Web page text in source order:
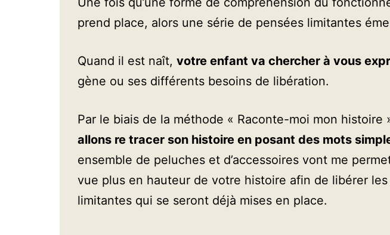
prend place, alors une série de pensées limitantes
Quand il est naît, votre enfant va chercher à vous
gène ou ses différents besoins de libération.
Par le biais de la méthode « Raconte-moi mon histoire
allons re tracer son histoire en posant des mots
ensemble de peluches et d’accessoires vont me
vue plus en hauteur de votre histoire afin de libérer
limitantes qui se seront déjà mises en place.